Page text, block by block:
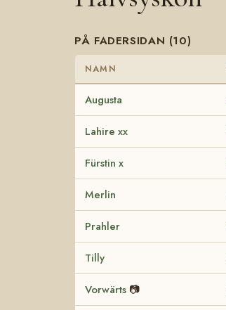
PÅ FADERSIDAN (10)
NAMN
Augusta
Lahire xx
Fürstin x
Merlin
Prahler
Tilly
Vorwärts 📷